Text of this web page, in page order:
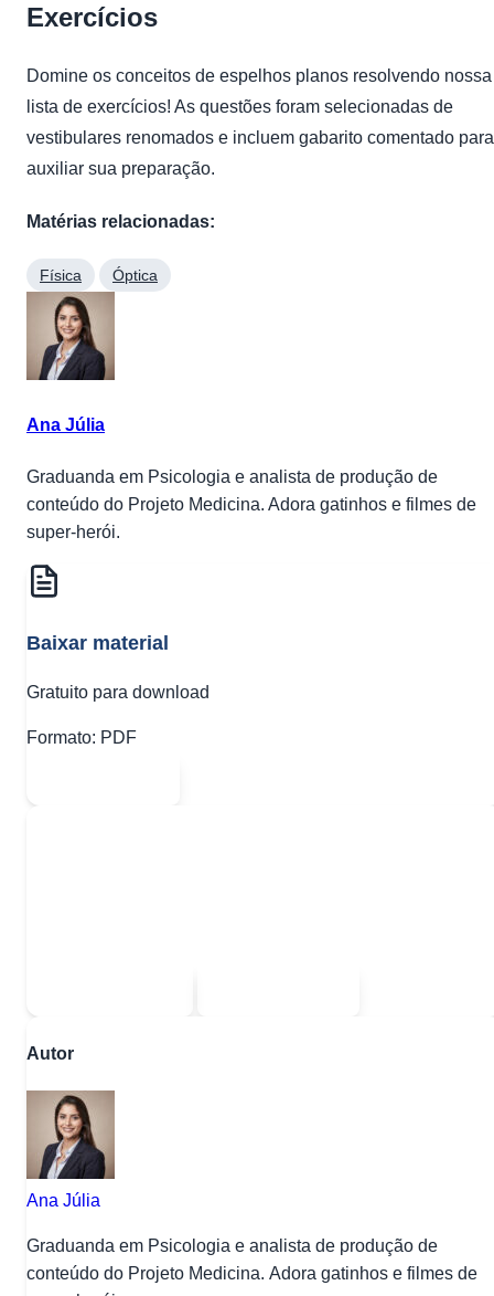
Exercícios
Domine os conceitos de espelhos planos resolvendo nossa
lista de exercícios! As questões foram selecionadas de
vestibulares renomados e incluem gabarito comentado para
auxiliar sua preparação.
Matérias relacionadas:
Física Óptica
Ana Júlia
Graduanda em Psicologia e analista de produção de
conteúdo do Projeto Medicina. Adora gatinhos e filmes de
super-herói.
Baixar material
Gratuito para download
Formato: PDF
Autor
Ana Júlia
Graduanda em Psicologia e analista de produção de
conteúdo do Projeto Medicina. Adora gatinhos e filmes de